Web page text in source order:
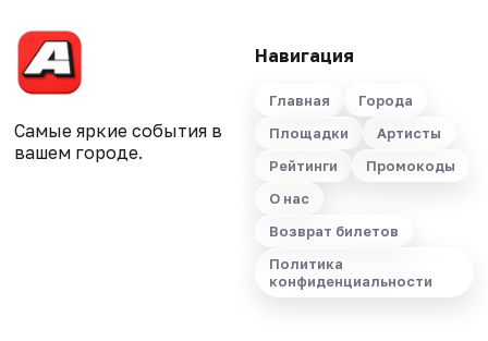
Самые яркие события в
вашем городе.
Навигация
Главная
Города
Площадки
Артисты
Рейтинги
Промокоды
О нас
Возврат билетов
Политика
конфиденциальности